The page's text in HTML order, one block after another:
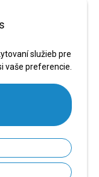
služieb pre
vaše preferencie.
Connector NextCom